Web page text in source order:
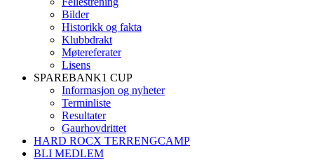
Bilder
Historikk og fakta
Klubbdrakt
Møtereferater
Lisens
SPAREBANK1 CUP
Informasjon og nyheter
Terminliste
Resultater
Gaurhovdrittet
HARD ROCX TERRENGCAMP
BLI MEDLEM